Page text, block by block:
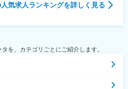
気求人ランキングを詳しく見る
を、カテゴリごとにご紹介します。